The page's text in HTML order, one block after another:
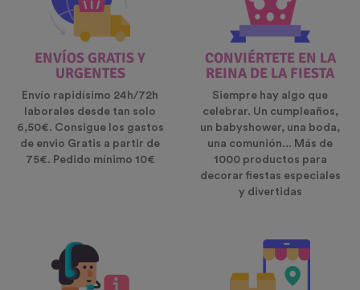
ENVÍOS GRATIS Y
URGENTES
Envío rapidísimo 24h/72h
laborales desde tan solo
6,50€. Consigue los gastos
de envio Gratis a partir de
75€. Pedido mínimo 10€
CONVIÉRTETE EN LA
REINA DE LA FIESTA
Siempre hay algo que
celebrar. Un cumpleaños,
un babyshower, una boda,
una comunión... Más de
1000 productos para
decorar fiestas especiales
y divertidas